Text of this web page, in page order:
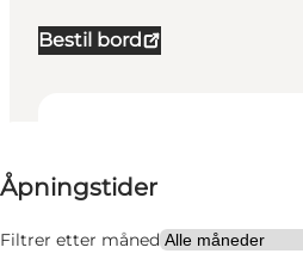
Bestil bord
Åpningstider
Filtrer etter måned
Besøk nettside
Min partner, Venner, Børn